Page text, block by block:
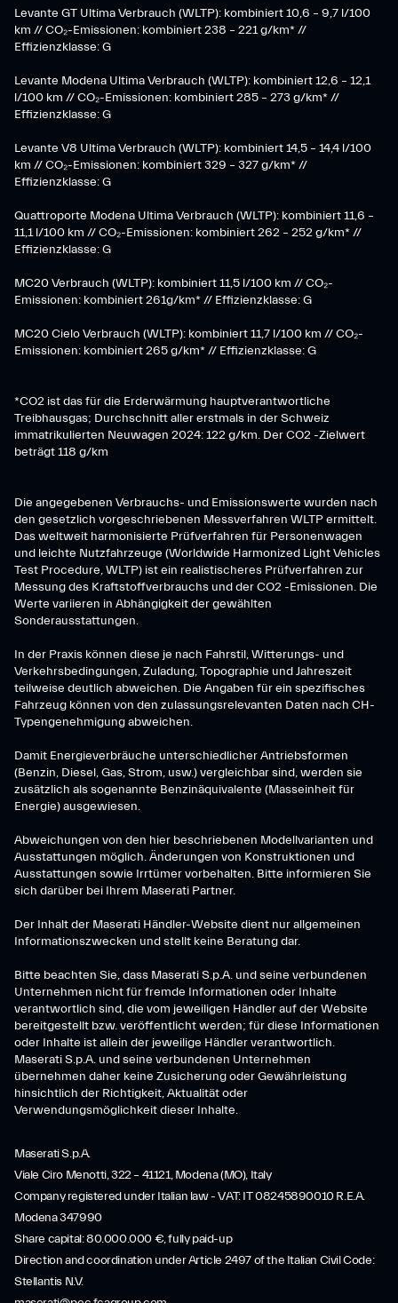
Levante GT Ultima Verbrauch (WLTP): kombiniert 10,6 – 9,7 l/100
km // CO₂-Emissionen: kombiniert 238 – 221 g/km* //
Effizienzklasse: G
Levante Modena Ultima Verbrauch (WLTP): kombiniert 12,6 – 12,1
l/100 km // CO₂-Emissionen: kombiniert 285 – 273 g/km* //
Effizienzklasse: G
Levante V8 Ultima Verbrauch (WLTP): kombiniert 14,5 – 14,4 l/100
km // CO₂-Emissionen: kombiniert 329 – 327 g/km* //
Effizienzklasse: G
Quattroporte Modena Ultima Verbrauch (WLTP): kombiniert 11,6 –
11,1 l/100 km // CO₂-Emissionen: kombiniert 262 – 252 g/km* //
Effizienzklasse: G
MC20 Verbrauch (WLTP): kombiniert 11,5 l/100 km // CO₂-
Emissionen: kombiniert 261g/km* // Effizienzklasse: G
MC20 Cielo Verbrauch (WLTP): kombiniert 11,7 l/100 km // CO₂-
Emissionen: kombiniert 265 g/km* // Effizienzklasse: G
*CO2 ist das für die Erderwärmung hauptverantwortliche
Treibhausgas; Durchschnitt aller erstmals in der Schweiz
immatrikulierten Neuwagen 2024: 122 g/km. Der CO2 -Zielwert
beträgt 118 g/km
Die angegebenen Verbrauchs- und Emissionswerte wurden nach
den gesetzlich vorgeschriebenen Messverfahren WLTP ermittelt.
Das weltweit harmonisierte Prüfverfahren für Personenwagen
und leichte Nutzfahrzeuge (Worldwide Harmonized Light Vehicles
Test Procedure, WLTP) ist ein realistischeres Prüfverfahren zur
Messung des Kraftstoffverbrauchs und der CO2 -Emissionen. Die
Werte variieren in Abhängigkeit der gewählten
Sonderausstattungen.
In der Praxis können diese je nach Fahrstil, Witterungs- und
Verkehrsbedingungen, Zuladung, Topographie und Jahreszeit
teilweise deutlich abweichen. Die Angaben für ein spezifisches
Fahrzeug können von den zulassungsrelevanten Daten nach CH-
Typengenehmigung abweichen.
Damit Energieverbräuche unterschiedlicher Antriebsformen
(Benzin, Diesel, Gas, Strom, usw.) vergleichbar sind, werden sie
zusätzlich als sogenannte Benzinäquivalente (Masseinheit für
Energie) ausgewiesen.
Abweichungen von den hier beschriebenen Modellvarianten und
Ausstattungen möglich. Änderungen von Konstruktionen und
Ausstattungen sowie Irrtümer vorbehalten. Bitte informieren Sie
sich darüber bei Ihrem Maserati Partner.
Der Inhalt der Maserati Händler-Website dient nur allgemeinen
Informationszwecken und stellt keine Beratung dar.
Bitte beachten Sie, dass Maserati S.p.A. und seine verbundenen
Unternehmen nicht für fremde Informationen oder Inhalte
verantwortlich sind, die vom jeweiligen Händler auf der Website
bereitgestellt bzw. veröffentlicht werden; für diese Informationen
oder Inhalte ist allein der jeweilige Händler verantwortlich.
Maserati S.p.A. und seine verbundenen Unternehmen
übernehmen daher keine Zusicherung oder Gewährleistung
hinsichtlich der Richtigkeit, Aktualität oder
Verwendungsmöglichkeit dieser Inhalte.
Maserati S.p.A.
Viale Ciro Menotti, 322 – 41121, Modena (MO), Italy
Company registered under Italian law - VAT: IT 08245890010 R.E.A.
Modena 347990
Share capital: 80.000.000 €, fully paid-up
Direction and coordination under Article 2497 of the Italian Civil Code:
Stellantis N.V.